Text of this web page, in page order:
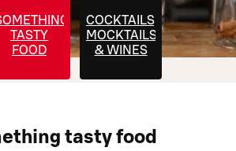
TASTY
FOOD
COCKTAILS,
MOCKTAILS
& WINES
tasty food